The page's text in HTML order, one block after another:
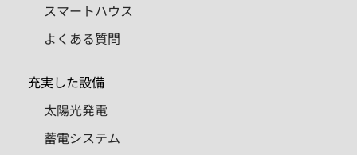
スマートハウス
よくある質問
充実した設備
太陽光発電
蓄電システム